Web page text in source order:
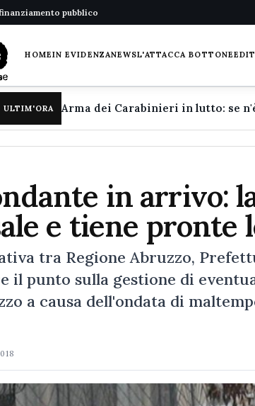
pubblico
HOMEIN EVIDENZANEWSL'ATTACCA BOTTONE
ULTIM'ORA
in arrivo:
e tiene pronte
tra Regione Abruzzo,
il punto sulla gestione di
a causa dell'ondata di